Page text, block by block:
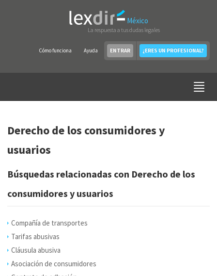
México
La respuesta a tus dudas legales
Cómo funciona Ayuda ENTRAR ¿ERES UN PROFESIONAL?
Derecho de los consumidores y
usuarios
Búsquedas relacionadas con Derecho de los
consumidores y usuarios
Compañía de transportes
Tarifas abusivas
Cláusula abusiva
Asociación de consumidores